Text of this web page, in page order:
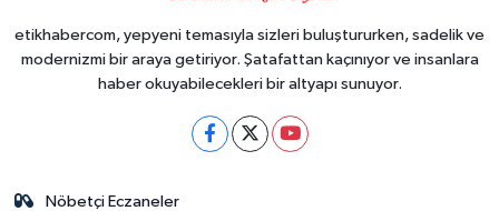
etikhabercom, yepyeni temasıyla sizleri buluştururken, sadelik ve
modernizmi bir araya getiriyor. Şatafattan kaçınıyor ve insanlara
haber okuyabilecekleri bir altyapı sunuyor.
Nöbetçi Eczaneler